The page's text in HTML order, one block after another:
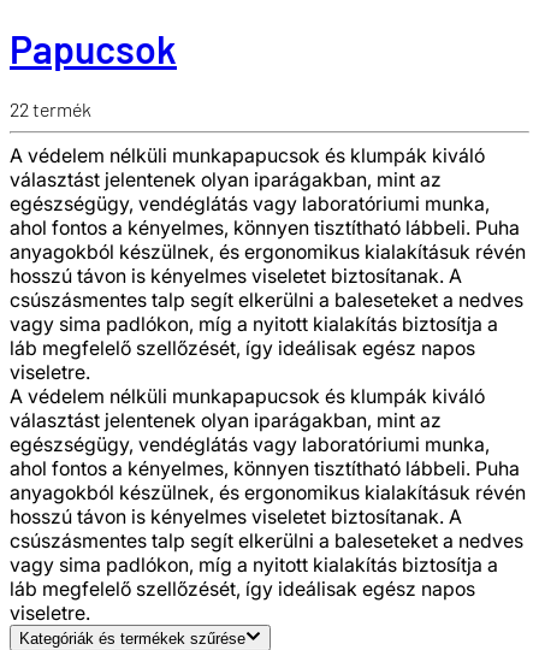
Papucsok
22 termék
A védelem nélküli munkapapucsok és klumpák kiváló
választást jelentenek olyan iparágakban, mint az
egészségügy, vendéglátás vagy laboratóriumi munka,
ahol fontos a kényelmes, könnyen tisztítható lábbeli. Puha
anyagokból készülnek, és ergonomikus kialakításuk révén
hosszú távon is kényelmes viseletet biztosítanak. A
csúszásmentes talp segít elkerülni a baleseteket a nedves
vagy sima padlókon, míg a nyitott kialakítás biztosítja a
láb megfelelő szellőzését, így ideálisak egész napos
viseletre.
A védelem nélküli munkapapucsok és klumpák kiváló
választást jelentenek olyan iparágakban, mint az
egészségügy, vendéglátás vagy laboratóriumi munka,
ahol fontos a kényelmes, könnyen tisztítható lábbeli. Puha
anyagokból készülnek, és ergonomikus kialakításuk révén
hosszú távon is kényelmes viseletet biztosítanak. A
csúszásmentes talp segít elkerülni a baleseteket a nedves
vagy sima padlókon, míg a nyitott kialakítás biztosítja a
láb megfelelő szellőzését, így ideálisak egész napos
viseletre.
Kategóriák és termékek szűrése